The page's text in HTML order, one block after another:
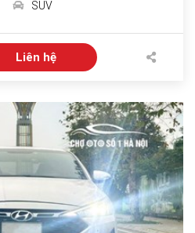
SUV
Liên hệ